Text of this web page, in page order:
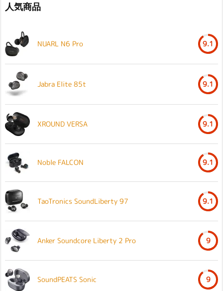
人気商品
NUARL N6 Pro 9.1
Jabra Elite 85t 9.1
XROUND VERSA 9.1
Noble FALCON 9.1
TaoTronics SoundLiberty 97 9.1
Anker Soundcore Liberty 2 Pro 9
SoundPEATS Sonic 9